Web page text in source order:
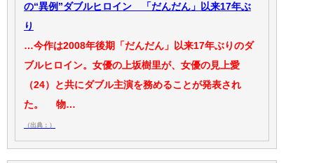
の“異例”ダブルヒロイン 「だんだん」以来17年ぶ
り
…今作は2008年後期「だんだん」以来17年ぶりのダ
ブルヒロイン。女優の上坂樹里が、女優の見上愛
（24）と共にダブル主演を務めることが発表され
た。 物…
（出典：）